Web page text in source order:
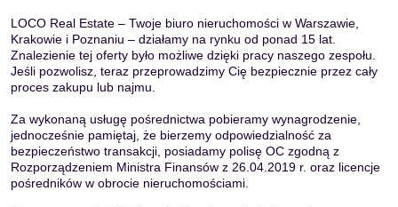
LOCO Real Estate – Twoje biuro nieruchomości w Warszawie,
Krakowie i Poznaniu – działamy na rynku od ponad 15 lat.
Znalezienie tej oferty było możliwe dzięki pracy naszego zespołu.
Jeśli pozwolisz, teraz przeprowadzimy Cię bezpiecznie przez cały
proces zakupu lub najmu.
Za wykonaną usługę pośrednictwa pobieramy wynagrodzenie,
jednocześnie pamiętaj, że bierzemy odpowiedzialność za
bezpieczeństwo transakcji, posiadamy polisę OC zgodną z
Rozporządzeniem Ministra Finansów z 26.04.2019 r. oraz licencje
pośredników w obrocie nieruchomościami.